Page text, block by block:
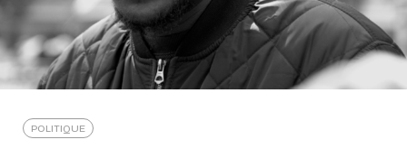
POLITIQUE